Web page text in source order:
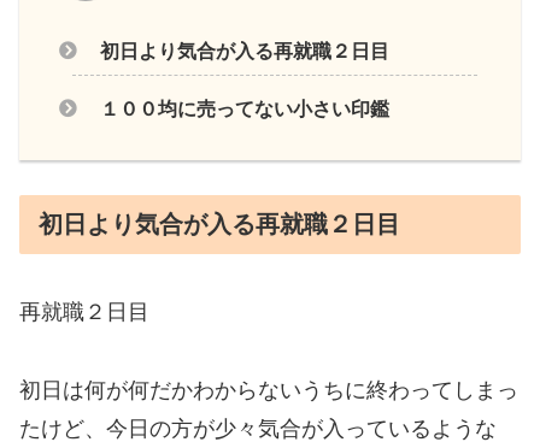
初日より気合が入る再就職２日目
１００均に売ってない小さい印鑑
初日より気合が入る再就職２日目
再就職２日目
初日は何が何だかわからないうちに終わってしまっ
たけど、今日の方が少々気合が入っているような